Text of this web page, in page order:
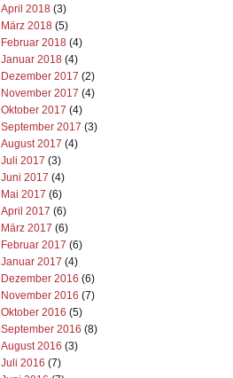
April 2018(3)
März 2018(5)
Februar 2018(4)
Januar 2018(4)
Dezember 2017 (2)
November 2017 (4)
Oktober 2017 (4)
September 2017 (3)
August 2017 (4)
Juli 2017 (3)
Juni 2017 (4)
Mai 2017 (6)
April 2017 (6)
März 2017 (6)
Februar 2017 (6)
Januar 2017 (4)
Dezember 2016 (6)
November 2016 (7)
Oktober 2016 (5)
September 2016 (8)
August 2016 (3)
Juli 2016 (7)